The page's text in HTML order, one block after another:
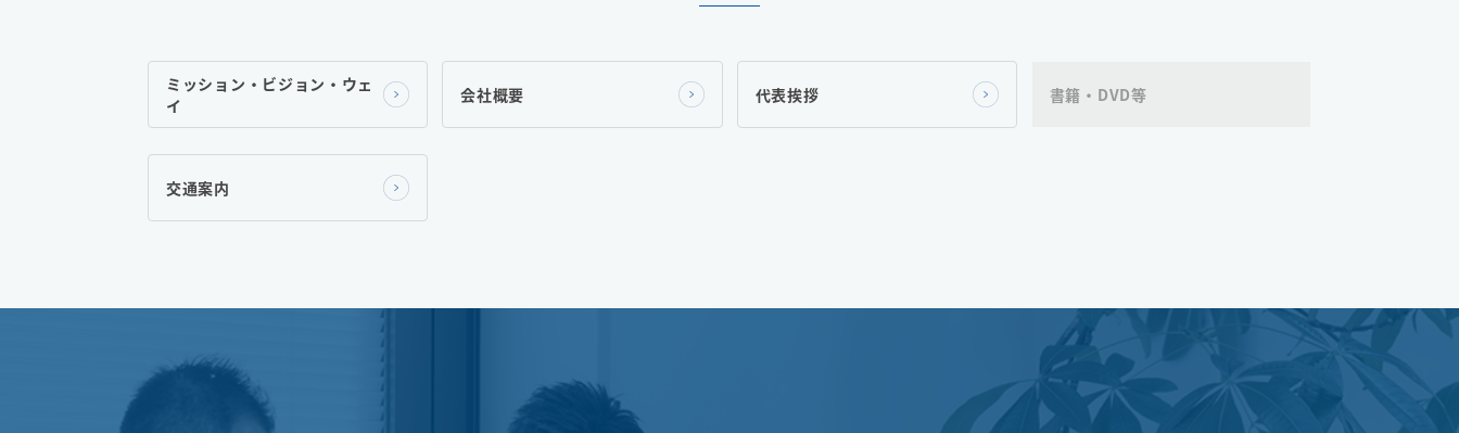
ミッション・ビジョン・ウェ
イ
会社概要 代表挨拶 書籍・DVD等
交通案内